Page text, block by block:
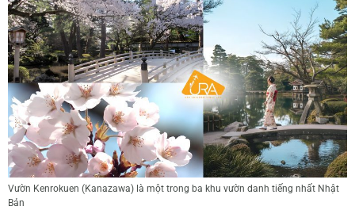
Vườn Kenrokuen (Kanazawa) là một trong ba khu vườn danh tiếng nhất Nhật
Bản